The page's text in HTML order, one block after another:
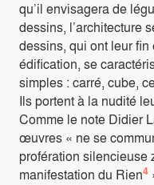
qu’il envisagera de
dessins, l’architecture
dessins, qui ont leur
édification, se
simples : carré, cube,
Ils portent à la nudité
Comme le note Didier
œuvres « ne se
profération silencieuse
manifestation du Rien4